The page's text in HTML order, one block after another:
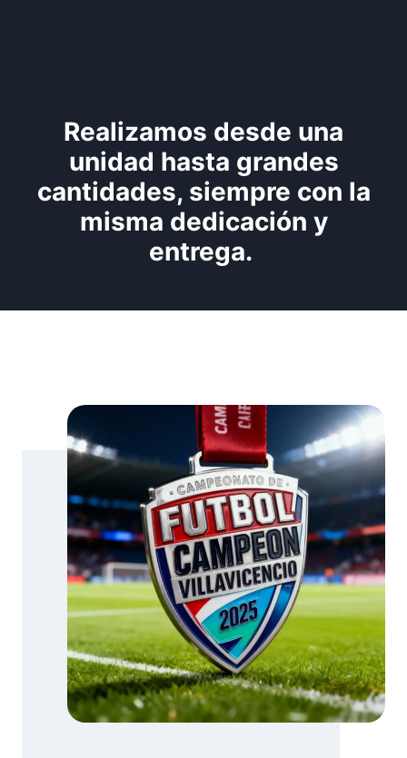
Realizamos desde una
unidad hasta grandes
cantidades, siempre con la
misma dedicación y
entrega.